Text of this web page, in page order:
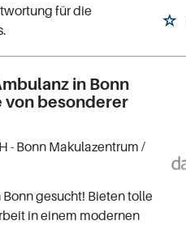
für die
in Bonn
von besonderer
- Bonn Makulazentrum /
gesucht! Bieten tolle
in einem modernen